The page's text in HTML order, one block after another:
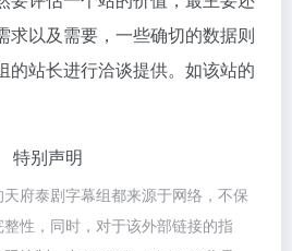
求以及需要，一些确切的数据则
的站长进行洽谈提供。如该站的
特别声明
府泰剧字幕组都来源于网络，不保
性，同时，对于该外部链接的指